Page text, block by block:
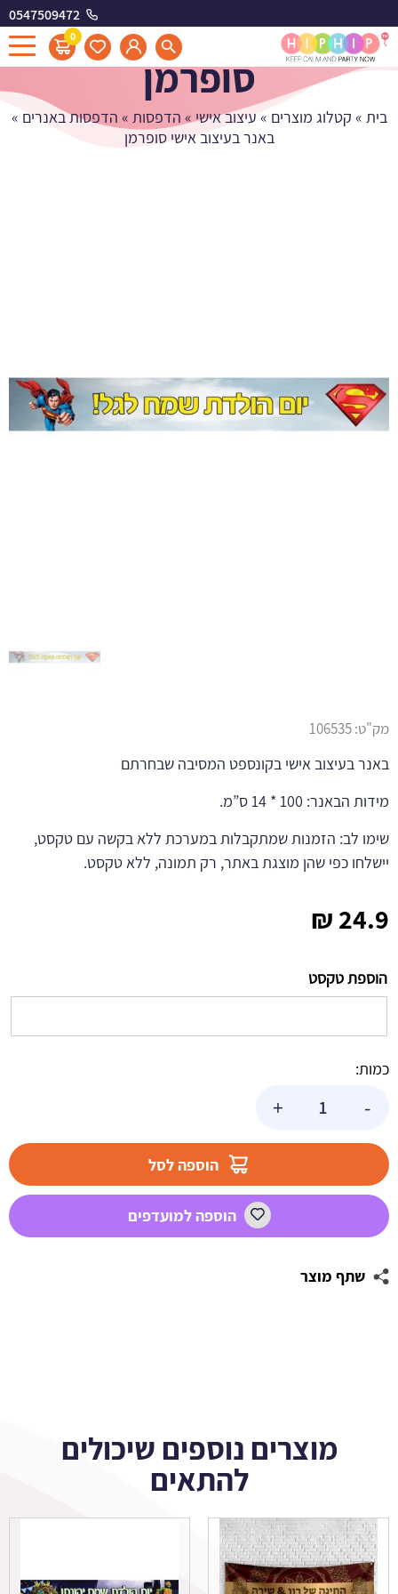
0547509472
0
באנר בעיצוב אישי
סופרמן
בית » קטלוג מוצרים » עיצוב אישי» הדפסות » הדפסות באנרים »
באנר בעיצוב אישי סופרמן
24.9
₪
הוספת טקסט
כמות:
-
סופרמן
+
הוספה לסל
הוספה למועדפים
שתף מוצר
מק"ט:106535
באנר בעיצוב אישי בקונספט המסיבה שבחרתם
מידות הבאנר: 100 * 14 ס”מ.
שימו לב: הזמנות שמתקבלות במערכת ללא בקשה עם טקסט,
יישלחו כפי שהן מוצגת באתר, רק תמונה, ללא טקסט.
מוצרים נוספים שיכולים
להתאים